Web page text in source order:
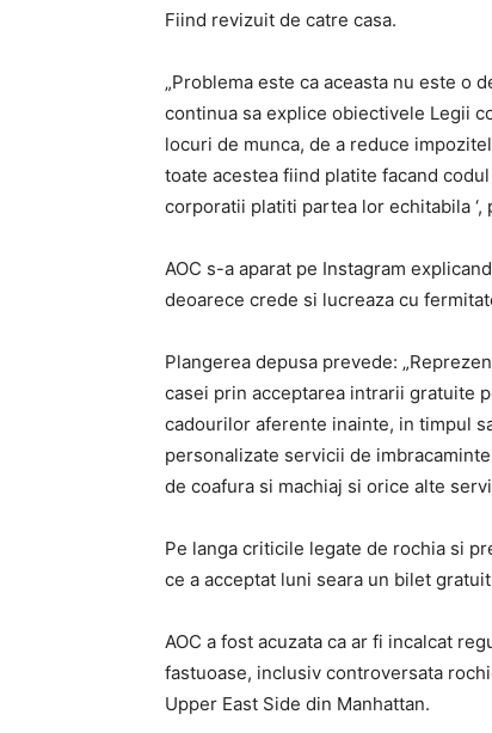
Fiind revizuit de catre casa.
„Problema este ca aceasta nu este o
continua sa explice obiectivele Legii
locuri de munca, de a reduce
toate acestea fiind platite facand
corporatii platiti partea lor echitabila ‘,
AOC s-a aparat pe Instagram
deoarece crede si lucreaza cu
Plangerea depusa prevede:
casei prin acceptarea intrarii gratuite
cadourilor aferente inainte, in timpul
personalizate servicii de
de coafura si machiaj si orice alte
Pe langa criticile legate de rochia si
ce a acceptat luni seara un bilet
AOC a fost acuzata ca ar fi incalcat
fastuoase, inclusiv controversata
Upper East Side din Manhattan.